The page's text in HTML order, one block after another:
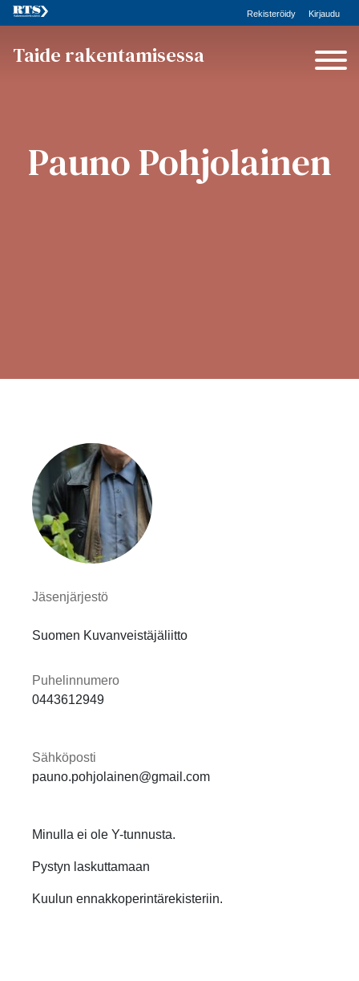
Rekisteröidy Kirjaudu
Taide rakentamisessa
Pauno Pohjolainen
Jäsenjärjestö
Suomen Kuvanveistäjäliitto
Puhelinnumero
0443612949
Sähköposti
pauno.pohjolainen@gmail.com
Minulla ei ole Y-tunnusta.
Pystyn laskuttamaan
Kuulun ennakkoperintärekisteriin.